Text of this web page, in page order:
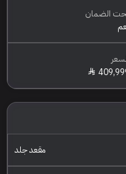
الضمان
مقعد جلد